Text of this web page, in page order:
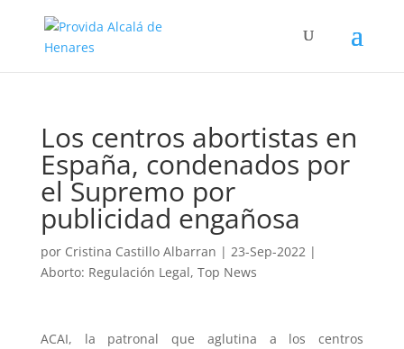
Los centros abortistas en
España, condenados por
el Supremo por
publicidad engañosa
por Cristina Castillo Albarran | 23-Sep-2022|
Aborto: Regulación Legal, Top News
ACAI, la patronal que aglutina a los centros